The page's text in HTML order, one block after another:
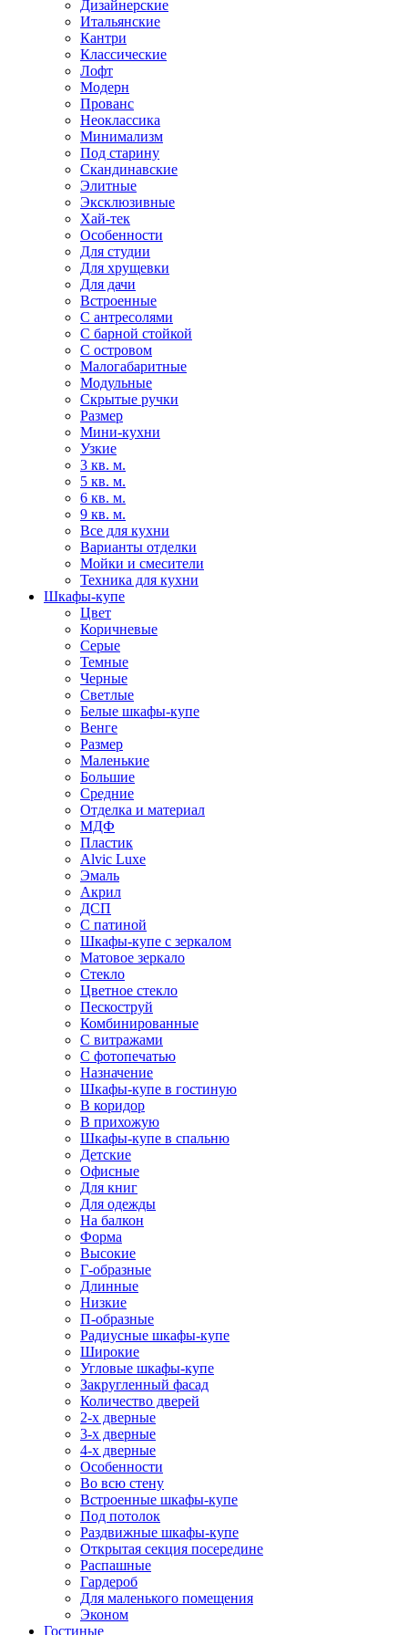
Дизайнерские
Итальянские
Кантри
Классические
Лофт
Модерн
Прованс
Неоклассика
Минимализм
Под старину
Скандинавские
Элитные
Эксклюзивные
Хай-тек
Особенности
Для студии
Для хрущевки
Для дачи
Встроенные
С антресолями
С барной стойкой
С островом
Малогабаритные
Модульные
Скрытые ручки
Размер
Мини-кухни
Узкие
3 кв. м.
5 кв. м.
6 кв. м.
9 кв. м.
Все для кухни
Варианты отделки
Мойки и смесители
Техника для кухни
Шкафы-купе
Цвет
Коричневые
Серые
Темные
Черные
Светлые
Белые шкафы-купе
Венге
Размер
Маленькие
Большие
Средние
Отделка и материал
МДФ
Пластик
Alvic Luxe
Эмаль
Акрил
ДСП
С патиной
Шкафы-купе с зеркалом
Матовое зеркало
Стекло
Цветное стекло
Пескоструй
Комбинированные
С витражами
С фотопечатью
Назначение
Шкафы-купе в гостиную
В коридор
В прихожую
Шкафы-купе в спальню
Детские
Офисные
Для книг
Для одежды
На балкон
Форма
Высокие
Г-образные
Длинные
Низкие
П-образные
Радиусные шкафы-купе
Широкие
Угловые шкафы-купе
Закругленный фасад
Количество дверей
2-х дверные
3-х дверные
4-х дверные
Особенности
Во всю стену
Встроенные шкафы-купе
Под потолок
Раздвижные шкафы-купе
Открытая секция посередине
Распашные
Гардероб
Для маленького помещения
Эконом
Гостиные